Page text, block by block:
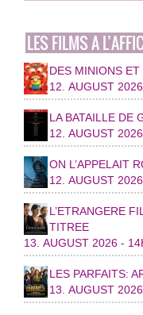
LES FILMS A
DES MINIONS
12. AUGUST
LA BATAILLE DE
12. AUGUST
ON L’APPELAIT
12. AUGUST
L’ETRANGERE
TITREE
13. AUGUST 2026 -
LES PARFAITS:
13. AUGUST